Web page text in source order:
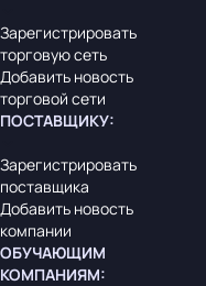
Зарегистрировать
торговую сеть
Добавить новость
торговой сети
ПОСТАВЩИКУ:
Зарегистрировать
поставщика
Добавить новость
компании
ОБУЧАЮЩИМ
КОМПАНИЯМ: